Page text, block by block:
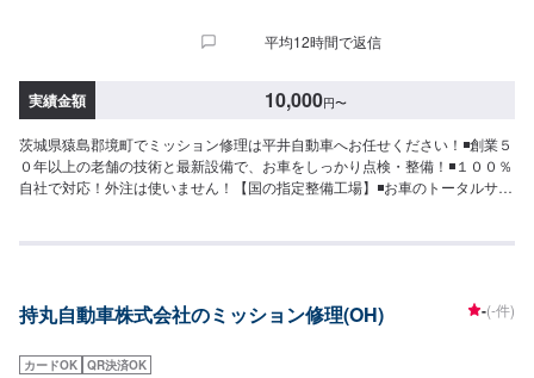
平均12時間で返信
実績金額 10,000円〜
茨城県猿島郡境町でミッション修理は平井自動車へお任せください！◾創業５
０年以上の老舗の技術と最新設備で、お車をしっかり点検・整備！◾１００％
自社で対応！外注は使いません！【国の指定整備工場】◾お車のトータルサポ
★保険を使えべきなのかわからない…などのご相談もお気軽にどうぞ！【定
ば作業開始【4】仕上がり次第納車-----納期について-----納期は通常2日～3日
います。予めご了承ください。-----代車について-----無料の代車をご用意して
持丸自動車株式会社のミッション修理(OH) -(-件)
カードOK QR決済OK